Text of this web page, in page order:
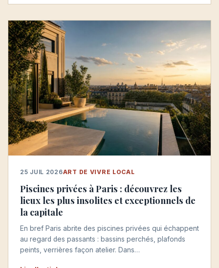
25 JUIL 2026ART DE VIVRE LOCAL
Piscines privées à Paris : découvrez les
lieux les plus insolites et exceptionnels de
la capitale
En bref Paris abrite des piscines privées qui échappent
au regard des passants : bassins perchés, plafonds
peints, verrières façon atelier. Dans…